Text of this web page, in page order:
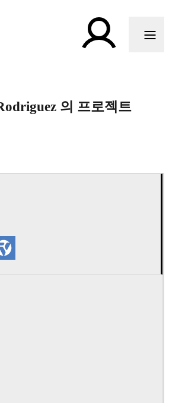
의 프로젝트